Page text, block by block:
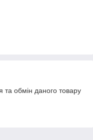
обмін даного товару